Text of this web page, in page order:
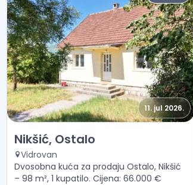
11. jul 2026.
Prodaja - Kuća Nikšić, Ostalo
Nikšić, Ostalo
Vidrovan
Dvosobna kuća za prodaju Ostalo, Nikšić
– 98 m², 1 kupatilo. Cijena: 66.000 €